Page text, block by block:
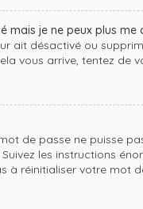
mais je ne peux plus me
ait désactivé ou
vous arrive, tentez de
de passe ne puisse
Suivez les instructions
à réinitialiser votre mot